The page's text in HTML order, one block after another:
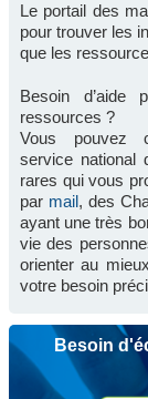
Le portail des
pour trouver les
que les
Besoin d’aide
ressources ?
Vous pouvez
service national
rares qui vous
par mail, des
ayant une très
vie des
orienter au
votre besoin
Besoin